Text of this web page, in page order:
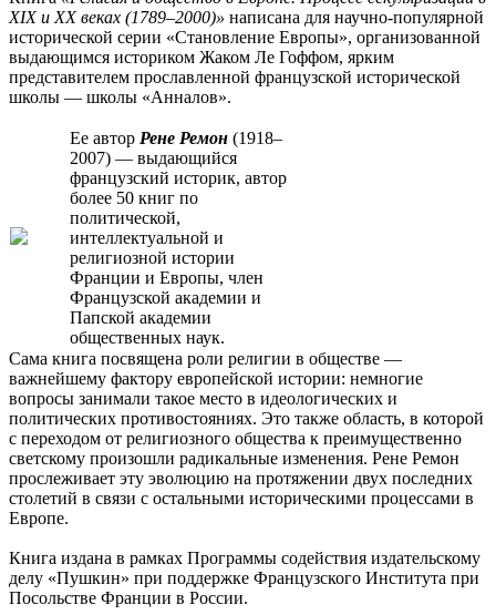
XIX и XX веках (1789–2000)» написана для научно-популярной
исторической серии «Становление Европы», организованной
выдающимся историком Жаком Ле Гоффом, ярким
представителем прославленной французской исторической
школы — школы «Анналов».
Ее автор Рене Ремон (1918–
2007) — выдающийся
французский историк, автор
более 50 книг по
политической,
интеллектуальной и
религиозной истории
Франции и Европы, член
Французской академии и
Папской академии
общественных наук.
Сама книга посвящена роли религии в обществе —
важнейшему фактору европейской истории: немногие
вопросы занимали такое место в идеологических и
политических противостояниях. Это также область, в которой
с переходом от религиозного общества к преимущественно
светскому произошли радикальные изменения. Рене Ремон
прослеживает эту эволюцию на протяжении двух последних
столетий в связи с остальными историческими процессами в
Европе.
Книга издана в рамках Программы содействия издательскому
делу «Пушкин» при поддержке Французского Института при
Посольстве Франции в России.